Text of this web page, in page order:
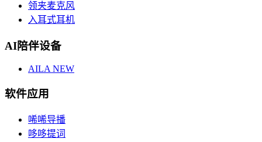
领夹麦克风
入耳式耳机
AI陪伴设备
AILA NEW
软件应用
唏唏导播
哆哆提词